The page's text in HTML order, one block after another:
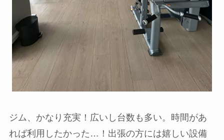
ジム、かなり充実！広いし台数も多い。時間があ
れば利用したかった…！出張の方には嬉しい設備